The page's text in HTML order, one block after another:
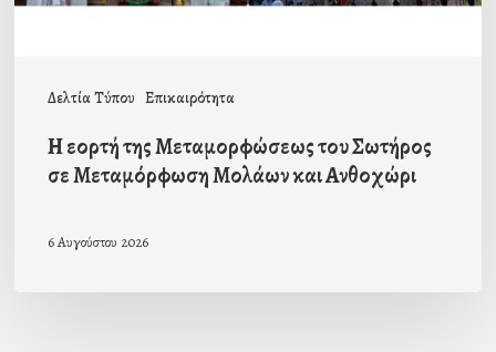
Δελτία Τύπου Επικαιρότητα
Μεταμόρφωση
Η εορτή της Μεταμορφώσεως του Σωτήρος
σε Μεταμόρφωση Μολάων και Ανθοχώρι
6 Αυγούστου 2026